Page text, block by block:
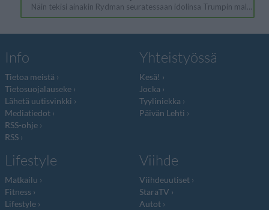
Info
Tietoa meistä
Tietosuojalauseke
Lähetä uutisvinkki
Mediatiedot
RSS-ohje
RSS
Yhteistyössä
Kesä!
Jocka
Tyyliniekka
Päivän Lehti
Lifestyle
Matkailu
Fitness
Lifestyle
Viihde
Viihdeuutiset
StaraTV
Autot